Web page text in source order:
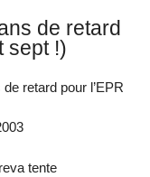
de retard
sept !)
de retard pour l’EPR
tente